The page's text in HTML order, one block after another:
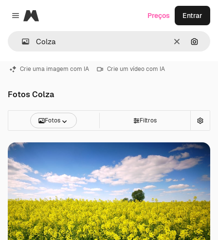
Close menu
Magnific
Limpar
Preços Entrar
Crie uma imagem com IA Crie um vídeo com IA
Fotos Colza
Fotos Filtros